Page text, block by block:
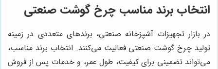
انتخاب برند مناسب چرخ گوشت صنعتی
در بازار تجهیزات آشپزخانه صنعتی، برندهای متعددی در زمینه
تولید چرخ گوشت صنعتی فعالیت می‌کنند. انتخاب برند مناسب،
می‌تواند تضمینی برای کیفیت، طول عمر، و خدمات پس از فروش